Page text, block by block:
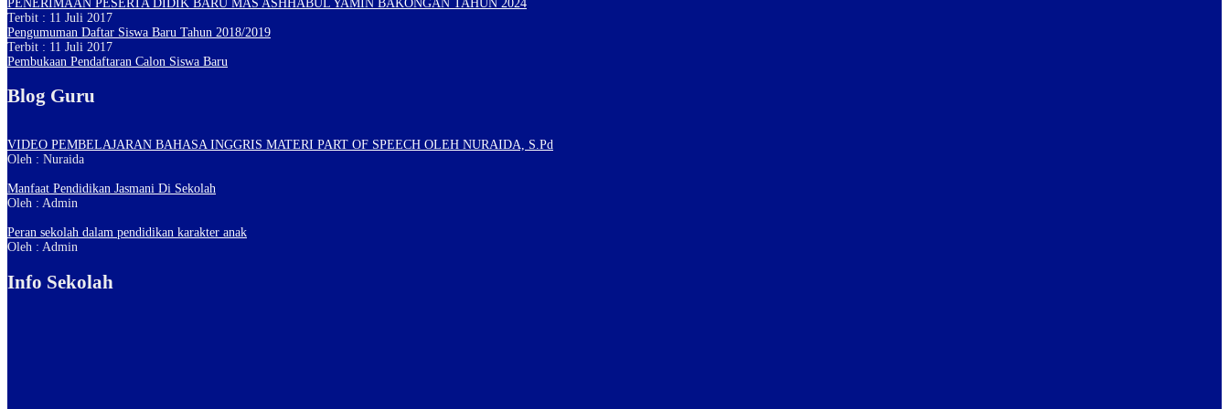
PENERIMAAN PESERTA DIDIK BARU MAS ASHHABUL YAMIN BAKONGAN TAHUN 2024
Terbit : 11 Juli 2017
Pengumuman Daftar Siswa Baru Tahun 2018/2019
Terbit : 11 Juli 2017
Pembukaan Pendaftaran Calon Siswa Baru
Blog Guru
VIDEO PEMBELAJARAN BAHASA INGGRIS MATERI PART OF SPEECH OLEH NURAIDA, S.Pd
Oleh : Nuraida
Manfaat Pendidikan Jasmani Di Sekolah
Oleh : Admin
Peran sekolah dalam pendidikan karakter anak
Oleh : Admin
Info Sekolah